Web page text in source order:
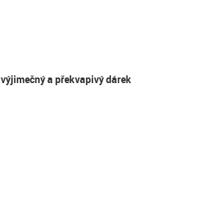
výjimečný a překvapivý dárek